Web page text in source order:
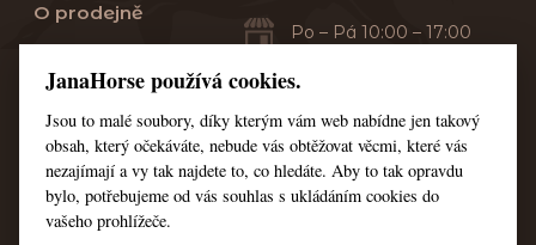
O prodejně
Servis
Kontakt
Nastavení cookies
Po – Pá 10:00 – 17:00
+420 353 549 410
+420 608 444 378
JanaHorse používá cookies.
Jsou to malé soubory, díky kterým vám web nabídne jen takový
obsah, který očekáváte, nebude vás obtěžovat věcmi, které vás
nezajímají a vy tak najdete to, co hledáte. Aby to tak opravdu
bylo, potřebujeme od vás souhlas s ukládáním cookies do
vašeho prohlížeče.